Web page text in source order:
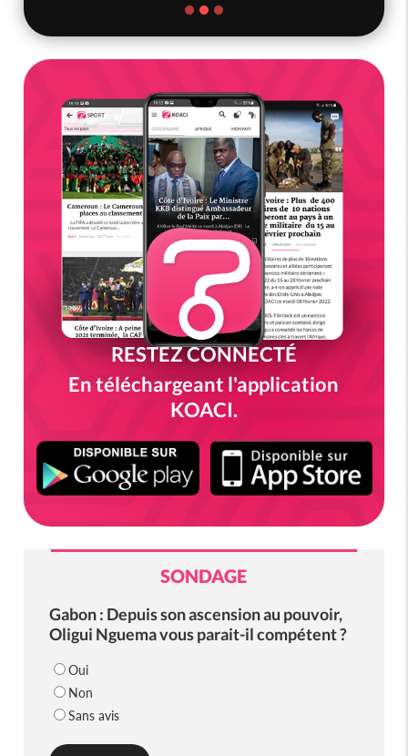
RESTEZ CONNECTÉ
En téléchargeant l'application
KOACI.
SONDAGE
Gabon : Depuis son ascension au pouvoir,
Oligui Nguema vous parait-il compétent ?
Oui
Non
Sans avis